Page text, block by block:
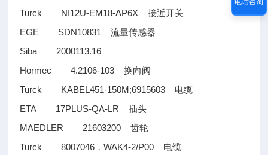
Turck NI12U-EM18-AP6X接近开关
EGE SDN10831流量传感器
Siba 2000113.16
Hormec 4.2106-103换向阀
Turck KABEL451-150M;6915603 电缆
ETA 17PLUS-QA-LR插头
MAEDLER 21603200齿轮
Turck 8007046 ，WAK4-2/P00 电缆
电话咨询